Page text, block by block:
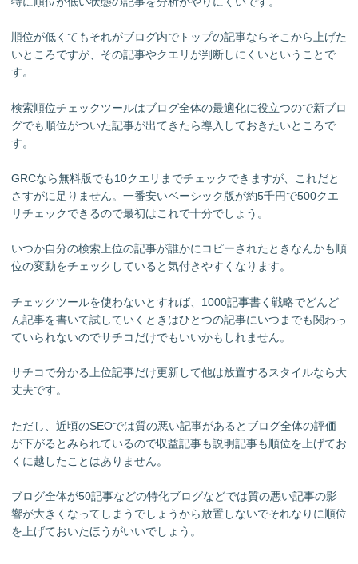
順位が低くてもそれがブログ内でトップの記事ならそこから上げた
いところですが、その記事やクエリが判断しにくいということで
す。
検索順位チェックツールはブログ全体の最適化に役立つので新ブロ
グでも順位がついた記事が出てきたら導入しておきたいところで
す。
GRCなら無料版でも10クエリまでチェックできますが、これだと
さすがに足りません。一番安いベーシック版が約5千円で500クエ
リチェックできるので最初はこれで十分でしょう。
いつか自分の検索上位の記事が誰かにコピーされたときなんかも順
位の変動をチェックしていると気付きやすくなります。
チェックツールを使わないとすれば、1000記事書く戦略でどんど
ん記事を書いて試していくときはひとつの記事にいつまでも関わっ
ていられないのでサチコだけでもいいかもしれません。
サチコで分かる上位記事だけ更新して他は放置するスタイルなら大
丈夫です。
ただし、近頃のSEOでは質の悪い記事があるとブログ全体の評価
が下がるとみられているので収益記事も説明記事も順位を上げてお
くに越したことはありません。
ブログ全体が50記事などの特化ブログなどでは質の悪い記事の影
響が大きくなってしまうでしょうから放置しないでそれなりに順位
を上げておいたほうがいいでしょう。